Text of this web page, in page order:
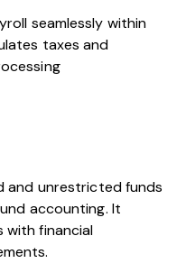
seamlessly within
taxes and
and unrestricted funds
accounting. It
with financial